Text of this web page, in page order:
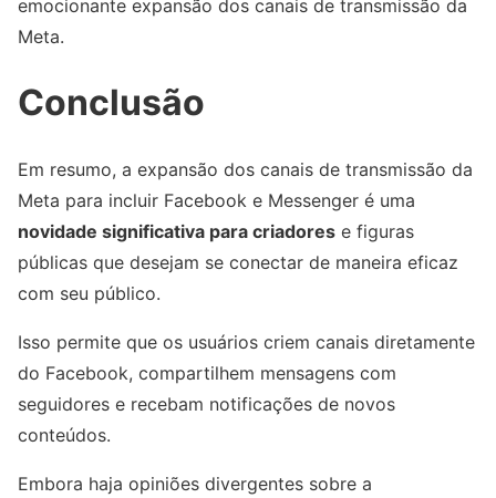
emocionante expansão dos canais de transmissão da
Meta.
Conclusão
Em resumo, a expansão dos canais de transmissão da
Meta para incluir Facebook e Messenger é uma
novidade significativa para criadores e figuras
públicas que desejam se conectar de maneira eficaz
com seu público.
Isso permite que os usuários criem canais diretamente
do Facebook, compartilhem mensagens com
seguidores e recebam notificações de novos
conteúdos.
Embora haja opiniões divergentes sobre a